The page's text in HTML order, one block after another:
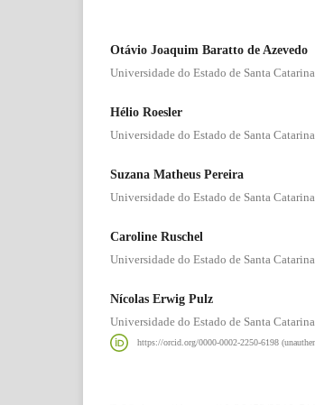
Otávio Joaquim Baratto de Azevedo
Universidade do Estado de Santa
Hélio Roesler
Universidade do Estado de Santa
Suzana Matheus Pereira
Universidade do Estado de Santa
Caroline Ruschel
Universidade do Estado de Santa
Nícolas Erwig Pulz
Universidade do Estado de Santa
https://orcid.org/0000-0002-2250-6198